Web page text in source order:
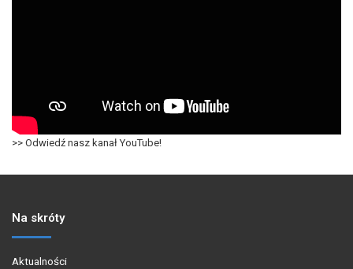
>> Odwiedź nasz kanał YouTube!
Na skróty
Aktualności